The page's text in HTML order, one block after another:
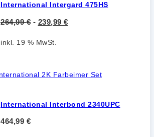
International Intergard 475HS
264,99€ - 239,99 €
inkl. 19 % MwSt.
International Interbond 2340UPC
464,99 €